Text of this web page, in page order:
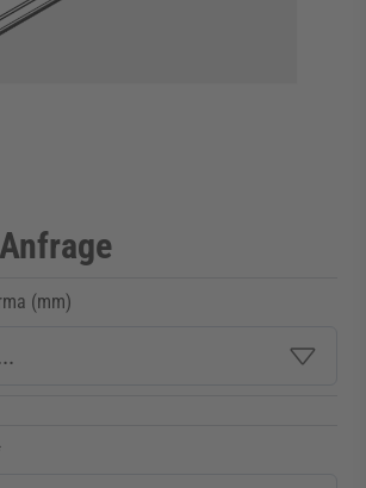
Aussenverglasung
(mm)